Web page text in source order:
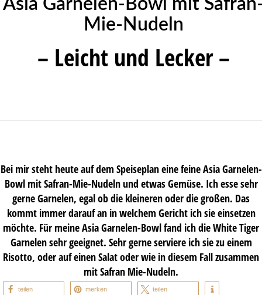
Asia Garnelen-Bowl mit
Mie-Nudeln
– Leicht und Lecker –
Bei mir steht heute auf dem Speiseplan eine feine Asia Garnelen-
Bowl mit Safran-Mie-Nudeln und etwas Gemüse. Ich esse sehr
gerne Garnelen, egal ob die kleineren oder die großen. Das
kommt immer darauf an in welchem Gericht ich sie einsetzen
möchte. Für meine Asia Garnelen-Bowl fand ich die White Tiger
Garnelen sehr geeignet. Sehr gerne serviere ich sie zu einem
Risotto, oder auf einen Salat oder wie in diesem Fall zusammen
mit Safran Mie-Nudeln.
teilen merken teilen